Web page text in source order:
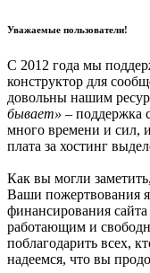
Уважаемые пользователи!
С 2012 года мы
конструктор для
довольны нашим
бывает» – поддержка
много времени и сил,
плата за хостинг
Как вы могли
Ваши пожертвования
финансирования
работающим и
поблагодарить всех,
надеемся, что вы